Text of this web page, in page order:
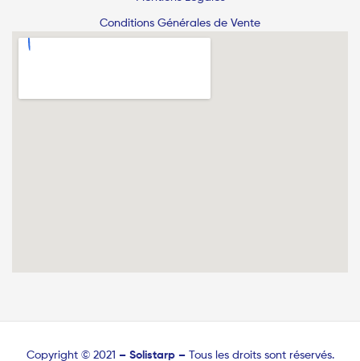
Conditions Générales de Vente
Copyright © 2021 – Solistarp –Tous les droits sont réservés.